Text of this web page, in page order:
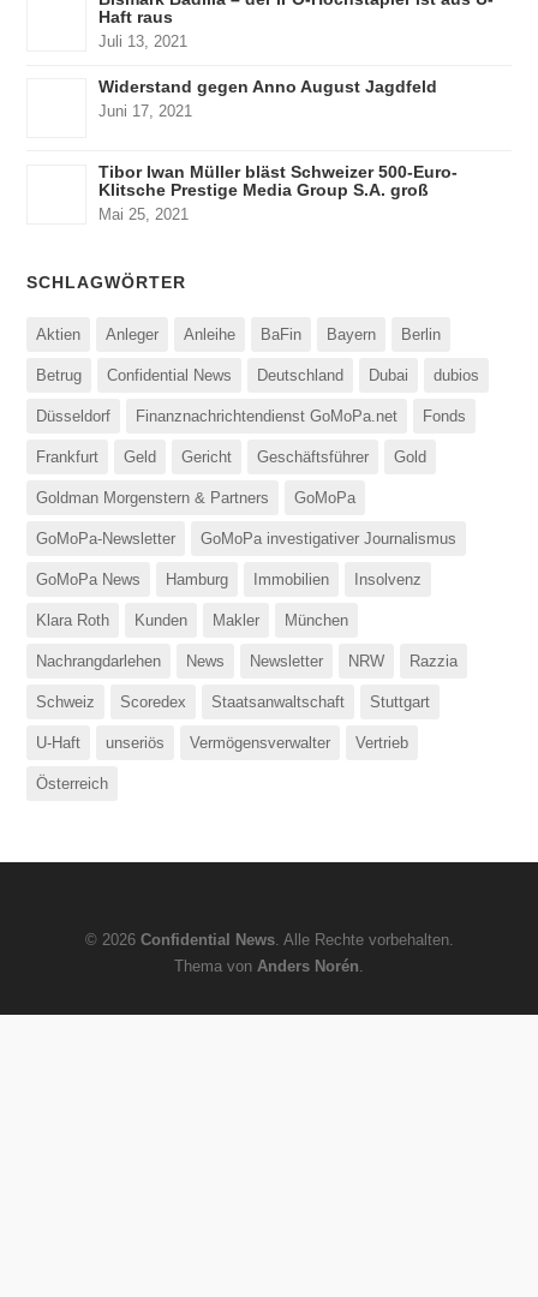
Haft raus
Juli 13, 2021
Widerstand gegen Anno August Jagdfeld
Juni 17, 2021
Tibor Iwan Müller bläst Schweizer 500-Euro-
Klitsche Prestige Media Group S.A. groß
Mai 25, 2021
SCHLAGWÖRTER
Aktien Anleger Anleihe BaFin Bayern Berlin
Betrug Confidential News Deutschland Dubai dubios
Düsseldorf Finanznachrichtendienst GoMoPa.net Fonds
Frankfurt Geld Gericht Geschäftsführer Gold
Goldman Morgenstern & Partners GoMoPa
GoMoPa-Newsletter GoMoPa investigativer Journalismus
GoMoPa News Hamburg Immobilien Insolvenz
Klara Roth Kunden Makler München
Nachrangdarlehen News Newsletter NRW Razzia
Schweiz Scoredex Staatsanwaltschaft Stuttgart
U-Haft unseriös Vermögensverwalter Vertrieb
Österreich
© 2026 Confidential News. Alle Rechte vorbehalten.
Thema von Anders Norén